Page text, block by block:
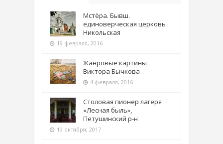
Мстёра. Бывш.
единоверческая церковь
Никольская
19 февраля, 2016
Жанровые картины
Виктора Бычкова
4 февраля, 2016
Столовая пионер лагеря
«Лесная быль»,
Петушинский р-н
19 октября, 2017